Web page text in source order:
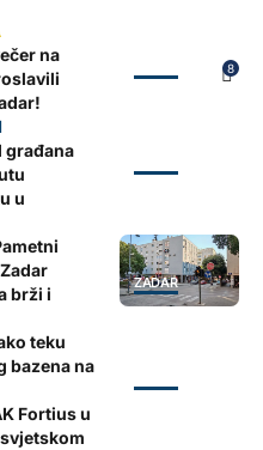
8
na
građana
u
ZADAR
brži i
teku
bazena na
Fortius u